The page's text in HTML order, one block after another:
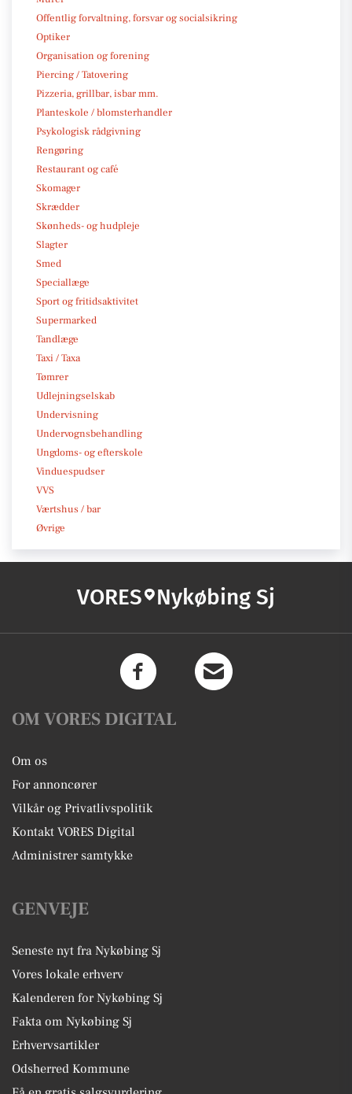
Offentlig forvaltning, forsvar og socialsikring
Optiker
Organisation og forening
Piercing / Tatovering
Pizzeria, grillbar, isbar mm.
Planteskole / blomsterhandler
Psykologisk rådgivning
Rengøring
Restaurant og café
Skomager
Skrædder
Skønheds- og hudpleje
Slagter
Smed
Speciallæge
Sport og fritidsaktivitet
Supermarked
Tandlæge
Taxi / Taxa
Tømrer
Udlejningselskab
Undervisning
Undervognsbehandling
Ungdoms- og efterskole
Vinduespudser
VVS
Værtshus / bar
Øvrige
VORES Nykøbing Sj
OM VORES DIGITAL
Om os
For annoncører
Vilkår og Privatlivspolitik
Kontakt VORES Digital
Administrer samtykke
GENVEJE
Seneste nyt fra Nykøbing Sj
Vores lokale erhverv
Kalenderen for Nykøbing Sj
Fakta om Nykøbing Sj
Erhvervsartikler
Odsherred Kommune